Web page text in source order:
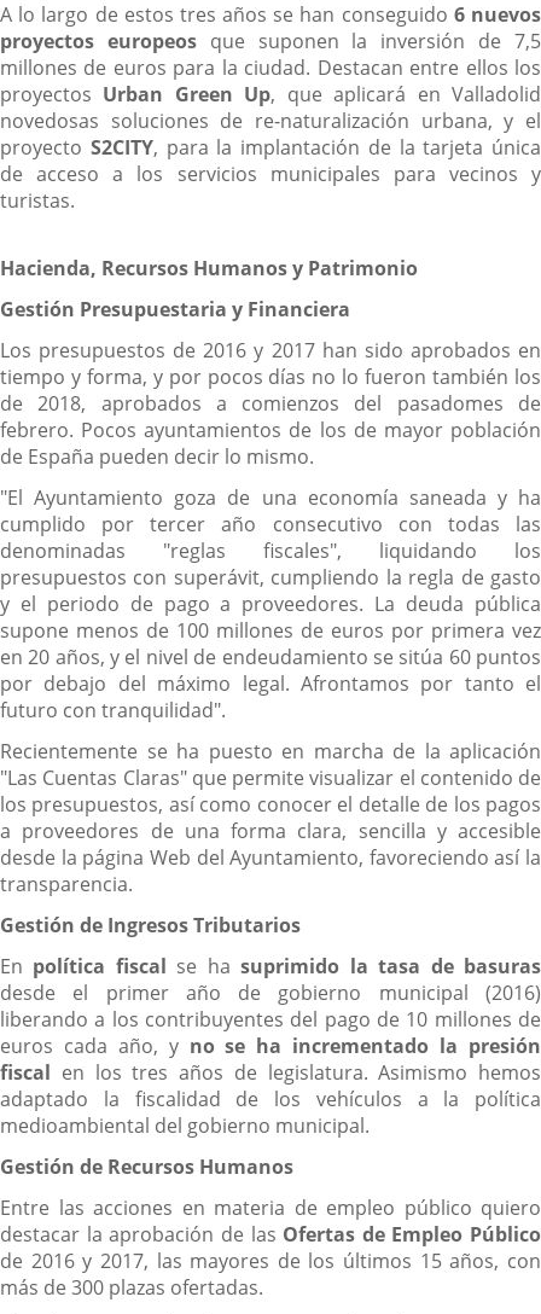
A lo largo de estos tres años se han conseguido 6 nuevos
proyectos europeosque suponen la inversión de 7,5
millones de euros para la ciudad. Destacan entre ellos los
proyectos Urban Green Up, que aplicará en Valladolid
novedosas soluciones de re-naturalización urbana, y el
proyecto S2CITY, para la implantación de la tarjeta única
de acceso a los servicios municipales para vecinos y
turistas.
Hacienda, Recursos Humanos y Patrimonio
Gestión Presupuestaria y Financiera
Los presupuestos de 2016 y 2017 han sido aprobados en
tiempo y forma, y por pocos días no lo fueron también los
de 2018, aprobados a comienzos del pasadomes de
febrero. Pocos ayuntamientos de los de mayor población
de España pueden decir lo mismo.
"El Ayuntamiento goza de una economía saneada y ha
cumplido por tercer año consecutivo con todas las
denominadas "reglas fiscales", liquidando los
presupuestos con superávit, cumpliendo la regla de gasto
y el periodo de pago a proveedores. La deuda pública
supone menos de 100 millones de euros por primera vez
en 20 años, y el nivel de endeudamiento se sitúa 60 puntos
por debajo del máximo legal. Afrontamos por tanto el
futuro con tranquilidad".
Recientemente se ha puesto en marcha de la aplicación
"Las Cuentas Claras" que permite visualizar el contenido de
los presupuestos, así como conocer el detalle de los pagos
a proveedores de una forma clara, sencilla y accesible
desde la página Web del Ayuntamiento, favoreciendo así la
transparencia.
Gestión de Ingresos Tributarios
En política fiscal se hasuprimido la tasa de basuras
desde el primer año de gobierno municipal (2016)
liberando a los contribuyentes del pago de 10 millones de
euros cada año, y no se ha incrementado la presión
fiscal en los tres años de legislatura. Asimismo hemos
adaptado la fiscalidad de los vehículos a la política
medioambiental del gobierno municipal.
Gestión de Recursos Humanos
Entre las acciones en materia de empleo público quiero
destacar la aprobación de las Ofertas de Empleo Público
de 2016 y 2017, las mayores de los últimos 15 años, con
más de 300 plazas ofertadas.